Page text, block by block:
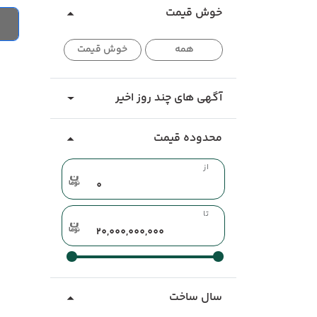
خوش قیمت
همه خوش قیمت
آگهی های چند روز اخیر
محدوده قیمت
از
تا
سال ساخت